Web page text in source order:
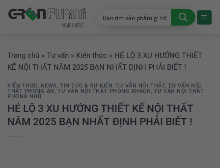
đến
Trang chủ » Tư vấn » Kiến thức » HÉ LỘ 3 XU HƯỚNG THIẾT
KẾ NỘI THẤT NĂM 2025 BẠN NHẤT ĐỊNH PHẢI BIẾT !
KIẾN THỨC, NEWS ,TIN TỨC & SỰ KIỆN,TƯ VẤN NỘI THẤT,TƯ VẤN NỘI
THẤT PHÒNG ĂN , TƯ VẤN NỘI THẤT PHÒNG KHÁCH,TƯ VẤN NỘI THẤT
PHÒNG NGỦ
HÉ LỘ 3 XU HƯỚNG THIẾT KẾ NỘI THẤT
NĂM 2025 BẠN NHẤT ĐỊNH PHẢI BIẾT !